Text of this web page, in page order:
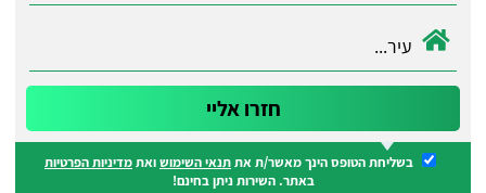
בשליחת הטופס הינך מאשר/ת אתתנאי השימושואתמדיניות הפרטיות
באתר. השירות ניתן בחינם!